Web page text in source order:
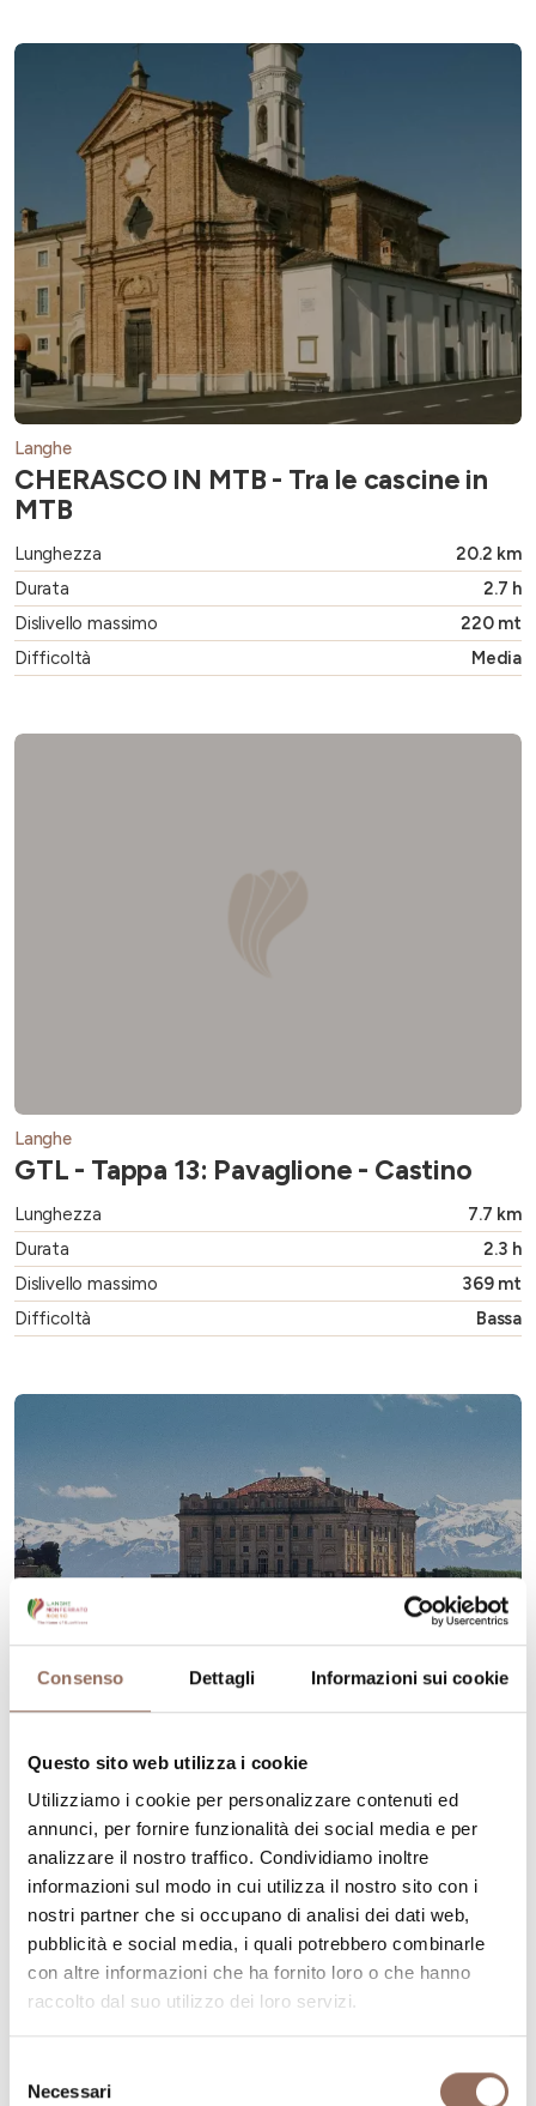
Consenso Dettagli Informazioni sui cookie
Questo sito web utilizza i cookie
Utilizziamo i cookie per personalizzare contenuti ed
annunci, per fornire funzionalità dei social media e per
analizzare il nostro traffico. Condividiamo inoltre
informazioni sul modo in cui utilizza il nostro sito con i
nostri partner che si occupano di analisi dei dati web,
pubblicità e social media, i quali potrebbero combinarle
con altre informazioni che ha fornito loro o che hanno
raccolto dal suo utilizzo dei loro servizi.
delNecessari
Langhe
CHERASCO IN MTB - Tra le cascine in
MTB
Lunghezza
20.2 km
Durata
2.7 h
Dislivello massimo
220 mt
Difficoltà
Media
Langhe
GTL - Tappa 13: Pavaglione - Castino
Lunghezza
7.7 km
Durata
2.3 h
Dislivello massimo
369 mt
Difficoltà
Bassa
Roero
RBT - Tappa 07A: Loc.Sotteri (Guarene)
- Guarene
Lunghezza
Durata
0.2 h
Difficoltà